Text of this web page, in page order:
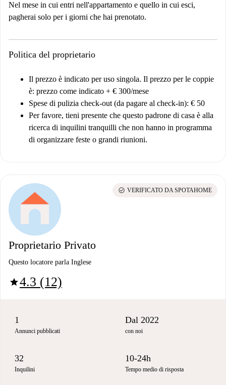
Nel mese in cui entri nell'appartamento e quello in cui esci,
pagherai solo per i giorni che hai prenotato.
Politica del proprietario
Il prezzo è indicato per uso singola. Il prezzo per le coppie
è: prezzo come indicato + € 300/mese
Spese di pulizia check-out (da pagare al check-in): € 50
Per favore, tieni presente che questo padrone di casa è alla
ricerca di inquilini tranquilli che non hanno in programma
di organizzare feste o grandi riunioni.
Proprietario Privato
Questo locatore parla Inglese
star4.3 (12)
check_circle VERIFICATO DA SPOTAHOME
1
Annunci pubblicati
Dal 2022
con noi
32
Inquilini
10-24h
Tempo medio di risposta